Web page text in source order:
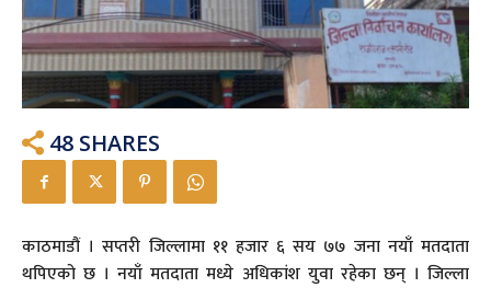
48 SHARES
काठमाडौं । सप्तरी जिल्लामा ११ हजार ६ सय ७७ जना नयाँ मतदाता
थपिएको छ । नयाँ मतदाता मध्ये अधिकांश युवा रहेका छन् । जिल्ला